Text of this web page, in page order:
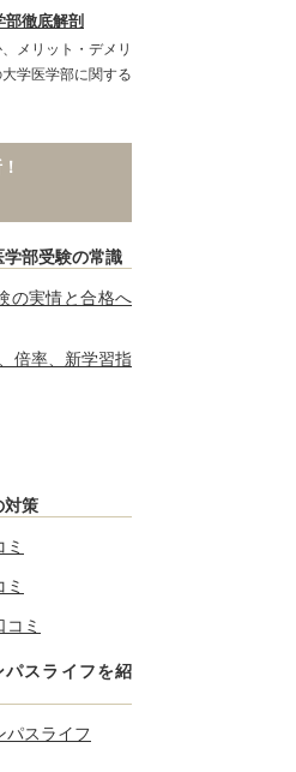
部徹底解剖
メリット・デメリ
学医学部に関する
部受験の常識
の実情と合格へ
倍率、新学習指
対策
ミ
スライフを紹
パスライフ